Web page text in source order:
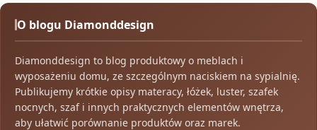
O blogu Diamonddesign
Diamonddesign to blog produktowy o meblach i
wyposażeniu domu, ze szczególnym naciskiem na sypialnię.
Publikujemy krótkie opisy materacy, łóżek, luster, szafek
nocnych, szaf i innych praktycznych elementów wnętrza,
aby ułatwić porównanie produktów oraz marek.